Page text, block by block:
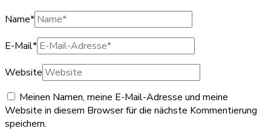
Name*
E-Mail*
Website
Meinen Namen, meine E-Mail-Adresse und meine
Website in diesem Browser für die nächste Kommentierung
speichern.